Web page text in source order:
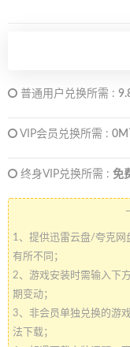
普通用户兑换所需 :
VIP会员兑换所需 : 0M
终身VIP兑换所需 : 免
1、提供迅雷云盘/夸克网
有所不同；
2、游戏安装时需输入下
期变动；
3、非会员单独兑换的游
法下载；